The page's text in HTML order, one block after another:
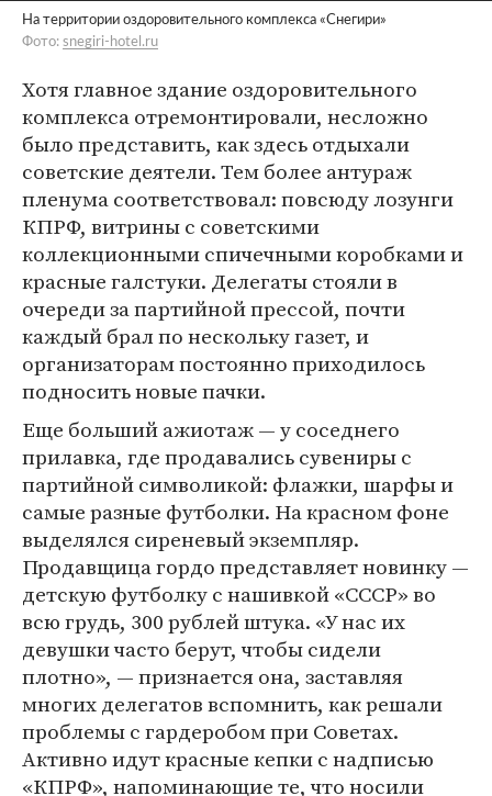
На территории оздоровительного комплекса «Снегири»
Фото: snegiri-hotel.ru
Хотя главное здание оздоровительного
комплекса отремонтировали, несложно
было представить, как здесь отдыхали
советские деятели. Тем более антураж
пленума соответствовал: повсюду лозунги
КПРФ, витрины с советскими
коллекционными спичечными коробками и
красные галстуки. Делегаты стояли в
очереди за партийной прессой, почти
каждый брал по нескольку газет, и
организаторам постоянно приходилось
подносить новые пачки.
Еще больший ажиотаж — у соседнего
прилавка, где продавались сувениры с
партийной символикой: флажки, шарфы и
самые разные футболки. На красном фоне
выделялся сиреневый экземпляр.
Продавщица гордо представляет новинку —
детскую футболку с нашивкой «СССР» во
всю грудь, 300 рублей штука. «У нас их
девушки часто берут, чтобы сидели
плотно», — признается она, заставляя
многих делегатов вспомнить, как решали
проблемы с гардеробом при Советах.
Активно идут красные кепки с надписью
«КПРФ», напоминающие те, что носили